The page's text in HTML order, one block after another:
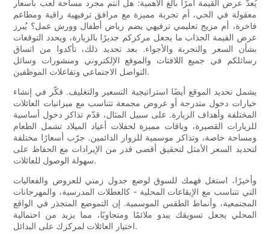
يُعدّ عرض القيمة أمرًا بالغ الأهمية: هل أنتم مجرد مساحة لعب بأسعار
معقولة في الحي، أم تجربة مميزة مع مرافق ترفيهية راقية ومطاعم
فاخرة، أم مزيج تعليمي ترفيهي يضم رياض أطفال وورش عمل؟ يُبرز
عرض القيمة الجذاب ما يجعل مركزكم جديرًا بالزيارة، ويحدد التوقعات
بشأن السعر والتجربة والأجواء. بعد تحديد ذلك، تأكدوا من اتساق
رسائلكم في جميع اللافتات والموقع الإلكتروني ومنشورات وسائل
التواصل الاجتماعي وتفاعلات الموظفين.
يشمل تحديد الموقع أيضًا استراتيجية التسعير والتغليف. فكّر في إنشاء
خيارات دخول متدرجة أو عروض مجمعة تتناسب مع ميزانيات العائلات
المختلفة وأهداف الزيارة. على سبيل المثال، قدّم تذاكر دخول أساسية
للزيارات القصيرة، وباقات مميزة لحفلات أعياد الميلاد تشمل الطعام
ومساحة خاصة، وتذاكر موسمية للزوار الدائمين. جرّب أسعارًا مختلفة
لتحديد السعر الأمثل لتحقيق أقصى قدر من الإيرادات مع الحفاظ على
سهولة الوصول للعائلات.
وأخيرًا، استغل فهمك للسوق لوضع جدول زمني للعروض والفعاليات
التي تتناسب مع الإيقاعات المحلية - كالعطلات المدرسية، والمهرجانات
المجتمعية، وأنماط الطقس الموسمية. إن التموضع المتجذر في الواقع
المحلي يجعل تسويقك يبدو ملائمًا ومتجاوبًا، مما يزيد من احتمالية
اختيار العائلات لمركزك على البدائل.